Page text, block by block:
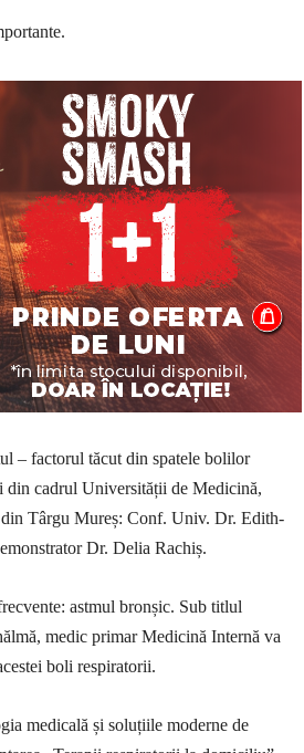
– factorul tăcut din spatele bolilor
din cadrul Universității de Medicină,
Târgu Mureș: Conf. Univ. Dr. Edith-
Dr. Delia Rachiș.
astmul bronșic. Sub titlul
medic primar Medicină Internă va
boli respiratorii.
medicală și soluțiile moderne de